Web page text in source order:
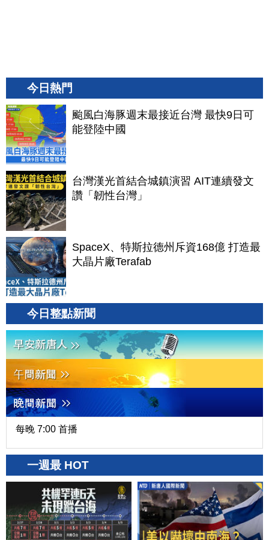
今日熱門
颱風白海豚週末最接近台灣 最快9日可
能登陸中國
台灣漢光首結合城鎮演習 AIT連續發文
讚「韌性台灣」
SpaceX、特斯拉德州斥資168億 打造最
大晶片廠Terafab
今日整點新聞
每晚 7:00 首播
一週最 HOT